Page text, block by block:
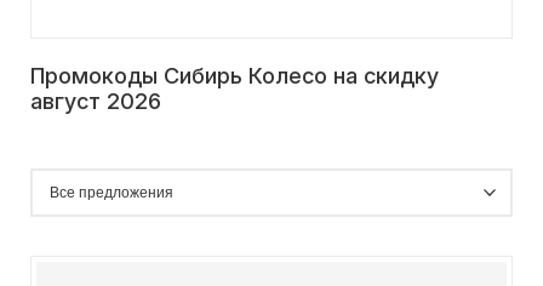
Промокоды Сибирь Колесо на скидку
август 2026